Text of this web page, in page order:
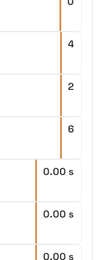
4
2
6
0.00 s
0.00 s
0.00 s